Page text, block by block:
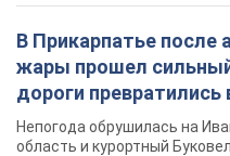
В Прикарпатье после
жары прошел
дороги превратились
Непогода обрушилась на
область и курортный